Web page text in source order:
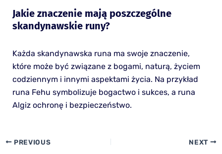
Jakie znaczenie mają poszczególne
skandynawskie runy?
Każda skandynawska runa ma swoje znaczenie,
które może być związane z bogami, naturą, życiem
codziennym i innymi aspektami życia. Na przykład
runa Fehu symbolizuje bogactwo i sukces, a runa
Algiz ochronę i bezpieczeństwo.
PREVIOUS NEXT